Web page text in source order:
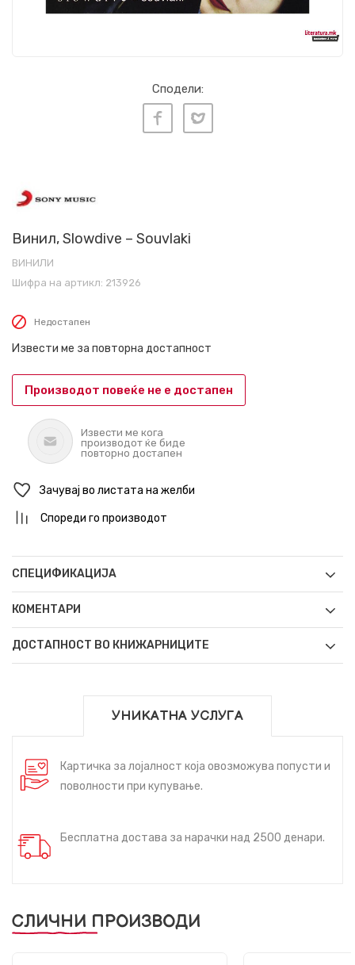
Сподели:
Винил, Slowdive – Souvlaki
ВИНИЛИ
Шифра на артикл: 213926
Недостапен
Извести ме за повторна достапност
Производот повеќе не е достапен
Извести ме кога
производот ќе биде
повторно достапен
Зачувај во листата на желби
Спореди го производот
СПЕЦИФИКАЦИЈА
КОМЕНТАРИ
ДОСТАПНОСТ ВО КНИЖАРНИЦИТЕ
УНИКАТНА УСЛУГА
Картичка за лојалност која овозможува попусти и
поволности при купување.
Бесплатна достава за нарачки над 2500 денари.
СЛИЧНИ ПРОИЗВОДИ